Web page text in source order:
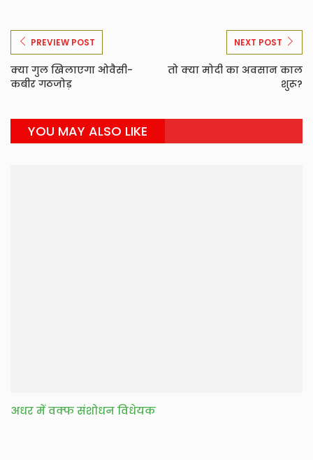
PREVIEW POST
क्या गुल खिलाएगा ओवैसी-
कबीर गठजोड़
NEXT POST
तो क्या मोदी का अवसान काल
शुरू?
YOU MAY ALSO LIKE
अधर में वक्फ संशोधन विधेयक